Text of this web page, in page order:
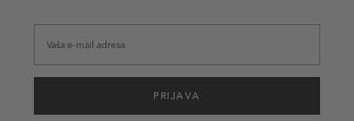
PRIJAVA